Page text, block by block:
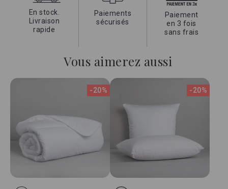
En stock.
Livraison
rapide
Paiements
sécurisés
Paiement
en 3 fois
sans frais
Vous aimerez aussi
-20% -20%